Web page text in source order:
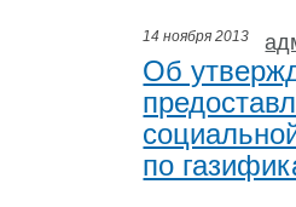
14 ноября 2013
Об
по